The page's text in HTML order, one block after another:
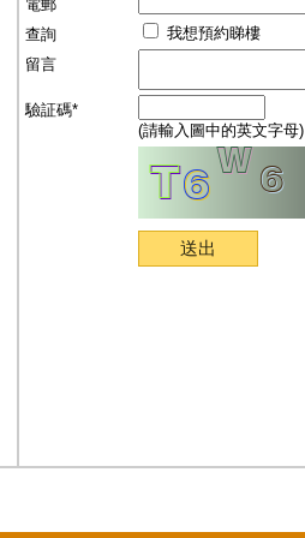
電郵
查詢
我想預約睇樓
留言
驗証碼*
(請輸入圖中的英文字母)